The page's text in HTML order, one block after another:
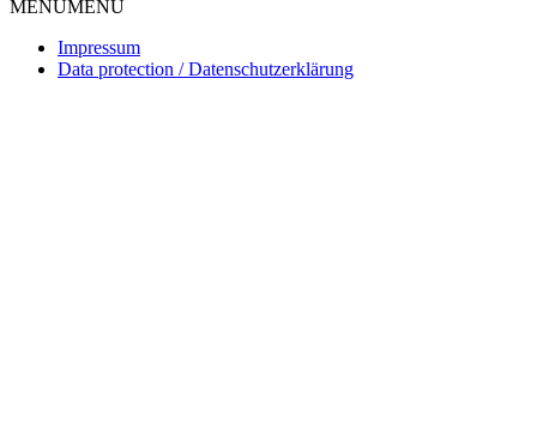
MENUMENU
Impressum
Data protection / Datenschutzerklärung